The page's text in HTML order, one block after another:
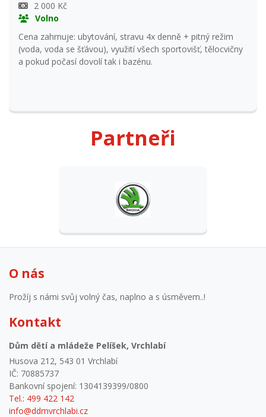
Cena zahrnuje: ubytování, stravu 4x denně + pitný režim
(voda, voda se šťávou), využití všech sportovišť, tělocvičny
a pokud počasí dovolí tak i bazénu.
Partneři
O nás
Prožíj s námi svůj volný čas, naplno a s úsměvem..!
Kontakt
Dům dětí a mládeže Pelíšek, Vrchlabí
IČ: 70885737
Bankovní spojení: 1304139399/0800
Tel.: 499 422 142
info@ddmvrchlabi.cz
Časté odkazy